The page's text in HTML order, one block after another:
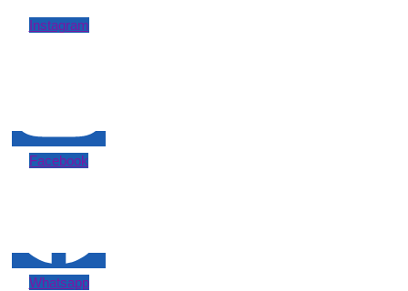
Instagram
Facebook
Whatsapp